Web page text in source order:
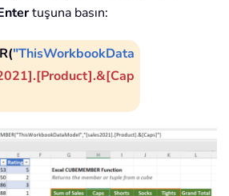
tuşuna basın:
"ThisWorkbookData